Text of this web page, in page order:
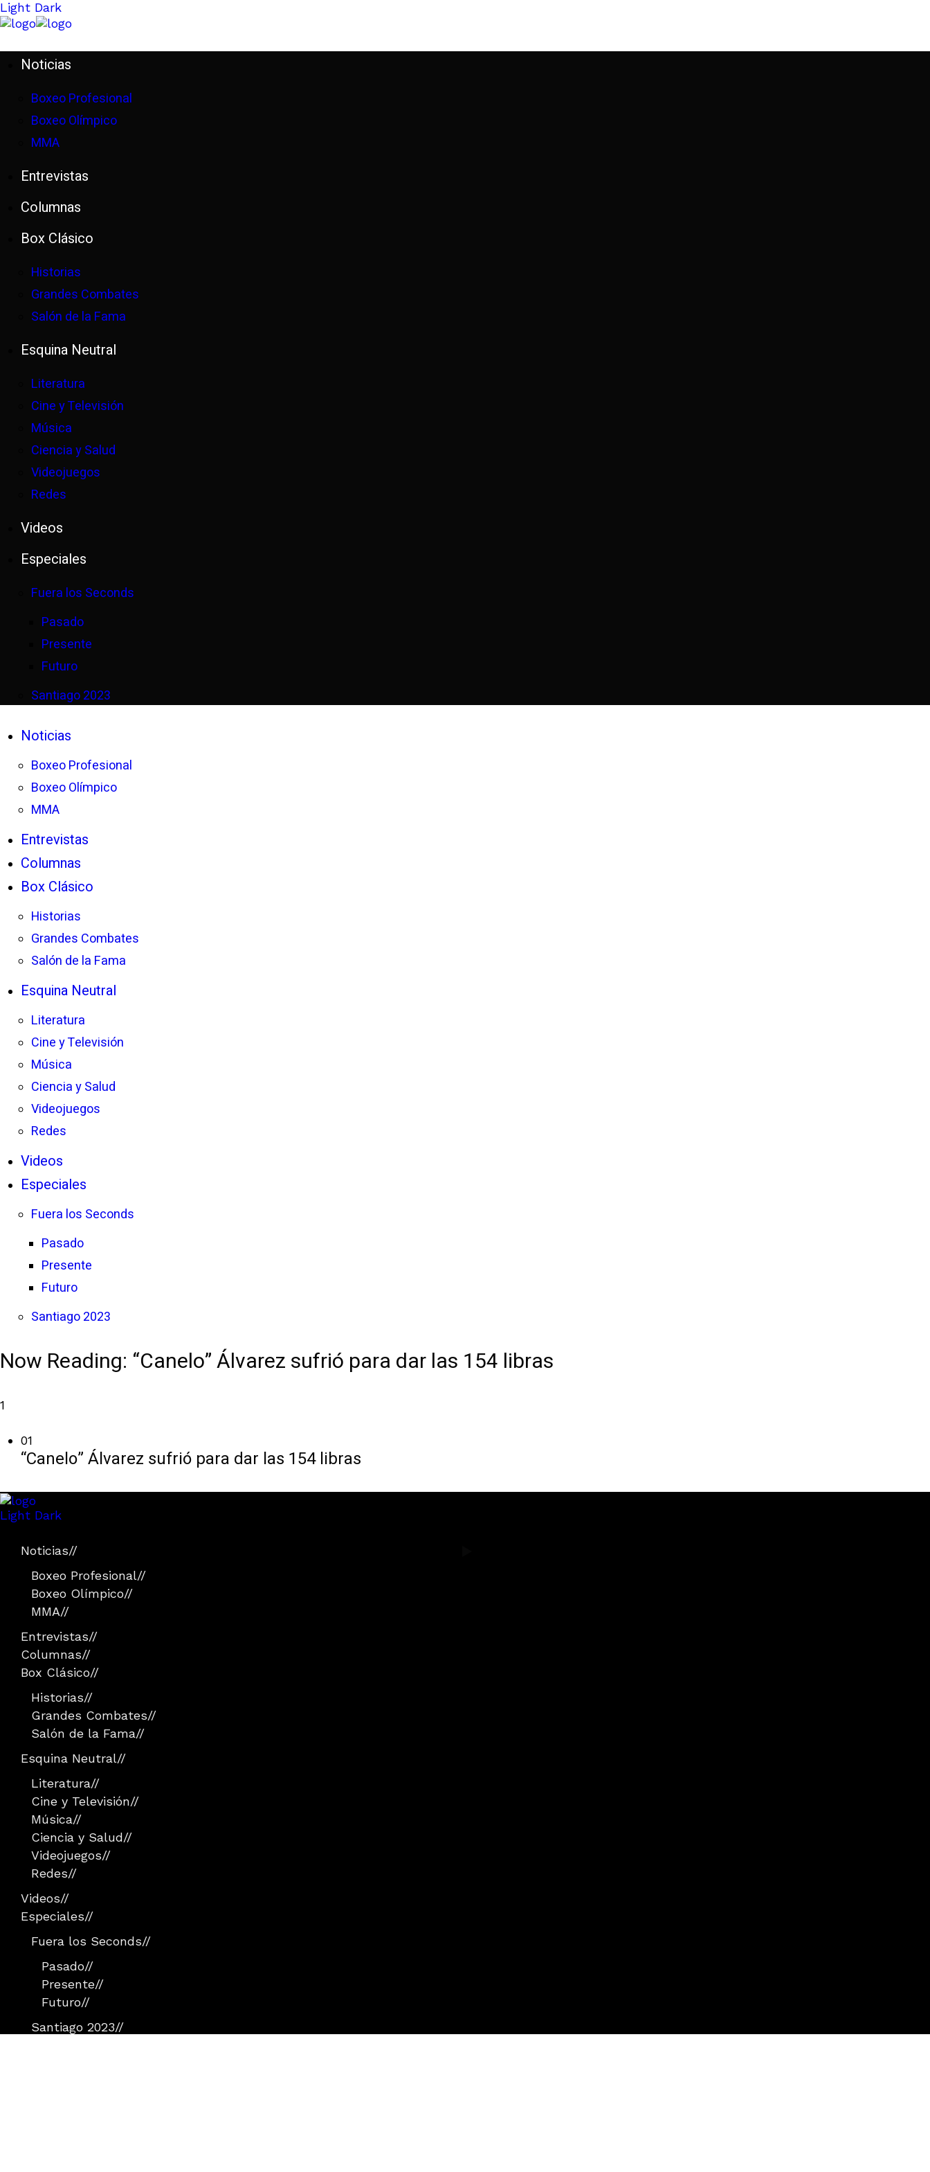
Light Dark
Noticias
Boxeo Profesional
Boxeo Olímpico
MMA
Entrevistas
Columnas
Box Clásico
Historias
Grandes Combates
Salón de la Fama
Esquina Neutral
Literatura
Cine y Televisión
Música
Ciencia y Salud
Videojuegos
Redes
Videos
Especiales
Fuera los Seconds
Pasado
Presente
Futuro
Santiago 2023
Noticias
Boxeo Profesional
Boxeo Olímpico
MMA
Entrevistas
Columnas
Box Clásico
Historias
Grandes Combates
Salón de la Fama
Esquina Neutral
Literatura
Cine y Televisión
Música
Ciencia y Salud
Videojuegos
Redes
Videos
Especiales
Fuera los Seconds
Pasado
Presente
Futuro
Santiago 2023
Now Reading: “Canelo” Álvarez sufrió para dar las 154 libras
1
01
“Canelo” Álvarez sufrió para dar las 154 libras
Light Dark
Noticias//
Boxeo Profesional//
Boxeo Olímpico//
MMA//
Entrevistas//
Columnas//
Box Clásico//
Historias//
Grandes Combates//
Salón de la Fama//
Esquina Neutral//
Literatura//
Cine y Televisión//
Música//
Ciencia y Salud//
Videojuegos//
Redes//
Videos//
Especiales//
Fuera los Seconds//
Pasado//
Presente//
Futuro//
Santiago 2023//